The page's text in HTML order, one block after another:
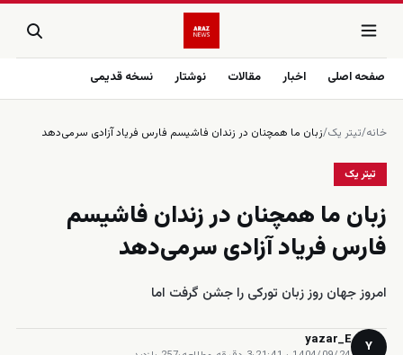
صفحه اصلی اخبار مقالات نوشتار نسخه قدیمی
خانه/تیتر یک/زبان ما همچنان در زندان فاشیسم فارس فریاد آزادی سر‌می‌دهد
تیتر یک
زبان ما همچنان در زندان فاشیسم
فارس فریاد آزادی سر‌می‌دهد
امروز جهان روز زبان تورکی را جشن گرفت اما
Y
yazar_E